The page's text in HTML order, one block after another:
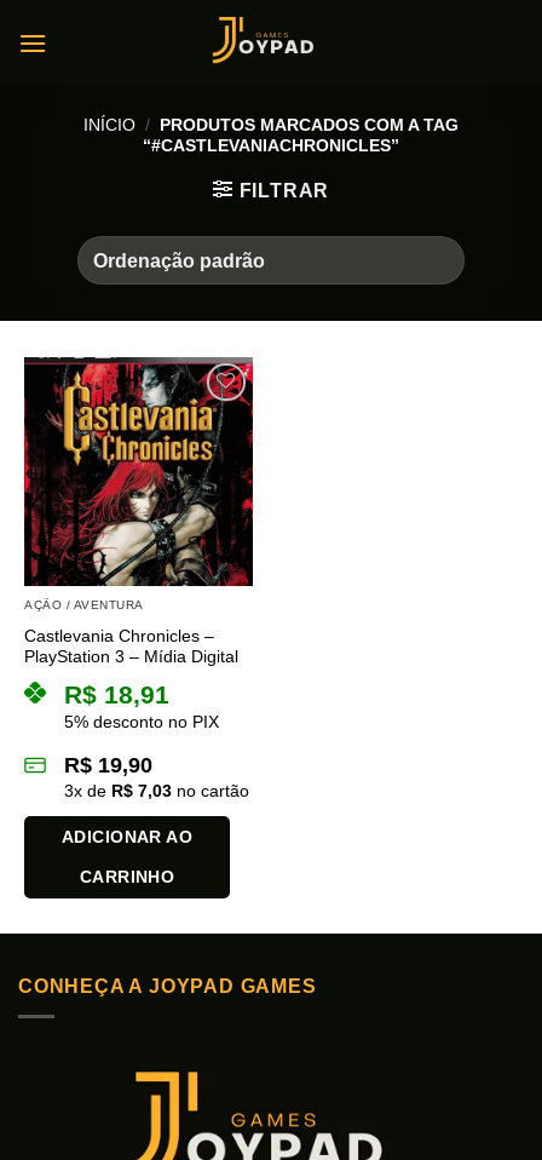
INÍCIO / PRODUTOS MARCADOS COM A TAG
“#CASTLEVANIACHRONICLES”
FILTRAR
AÇÃO / AVENTURA
Castlevania Chronicles –
PlayStation 3 – Mídia Digital
R$ 18,91
5% desconto no PIX
R$ 19,90
3x de R$ 7,03 no cartão
ADICIONAR AO
CARRINHO
CONHEÇA A JOYPAD GAMES